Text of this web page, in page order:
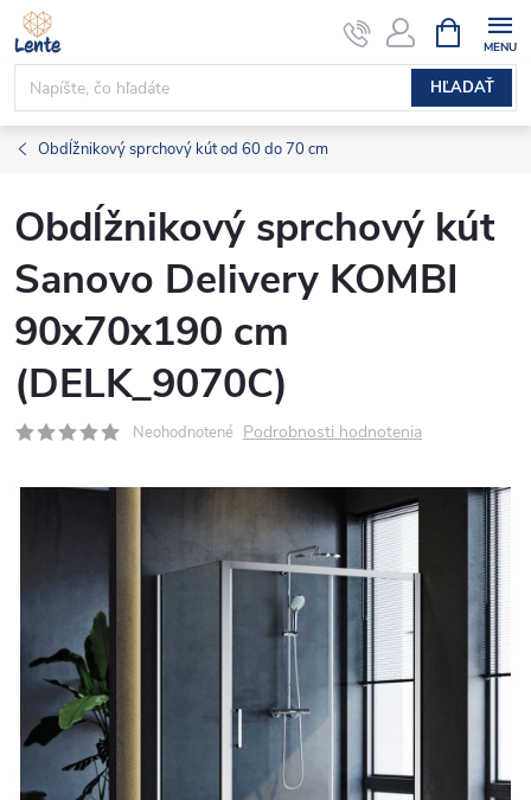
Prejsť
na
obsah
HĽADAŤ
KOŠÍK
Obdĺžnikový sprchový kút od 60 do 70 cm
Obdĺžnikový sprchový kút
Sanovo Delivery KOMBI
90x70x190 cm
(DELK_9070C)
Neohodnotené Podrobnosti hodnotenia